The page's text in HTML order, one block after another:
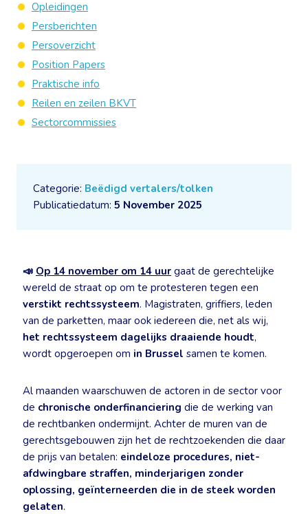
Categorie: Beëdigd vertalers/tolken
Publicatiedatum: 5 November 2025
📣 Op 14 november om 14 uur gaat de gerechtelijke
wereld de straat op om te protesteren tegen een
verstikt rechtssysteem. Magistraten, griffiers, leden
van de parketten, maar ook iedereen die, net als wij,
het rechtssysteem dagelijks draaiende houdt,
wordt opgeroepen om in Brussel samen te komen.
Al maanden waarschuwen de actoren in de sector voor
de chronische onderfinanciering die de werking van
de rechtbanken ondermijnt. Achter de muren van de
gerechtsgebouwen zijn het de rechtzoekenden die daar
de prijs van betalen: eindeloze procedures, niet-
afdwingbare straffen, minderjarigen zonder
oplossing, geïnterneerden die in de steek worden
gelaten.
Opleidingen
Persberichten
Persoverzicht
Position Papers
Praktische info
Reilen en zeilen BKVT
Sectorcommissies